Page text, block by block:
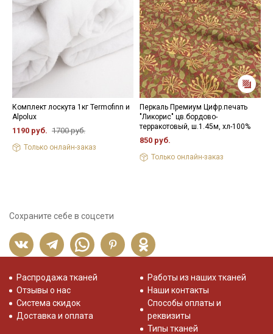
Комплект лоскута 1кг Termofinn и
Alpolux
1190 руб. 1700 руб.
Только онлайн-заказ
Перкаль Премиум Цифр.печать
"Ликорис" цв.бордово-
терракотовый, ш.1.45м, хл-100%
850 руб.
Только онлайн-заказ
Сохраните себе в соцсети
Распродажа тканей
Отзывы о нас
Система скидок
Доставка и оплата
Работы из наших тканей
Наши контакты
Способы оплаты и
реквизиты
Типы тканей